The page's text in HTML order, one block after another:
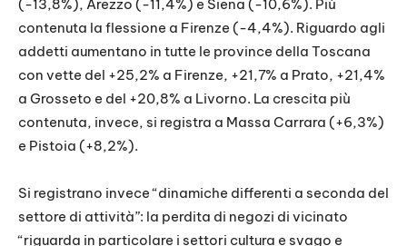
(-13,8%), Arezzo (-11,4%) e Siena (-10,6%). Più
contenuta la flessione a Firenze (-4,4%). Riguardo agli
addetti aumentano in tutte le province della Toscana
con vette del +25,2% a Firenze, +21,7% a Prato, +21,4%
a Grosseto e del +20,8% a Livorno. La crescita più
contenuta, invece, si registra a Massa Carrara (+6,3%)
e Pistoia (+8,2%).
Si registrano invece “dinamiche differenti a seconda del
settore di attività”: la perdita di negozi di vicinato
“riguarda in particolare i settori cultura e svago e